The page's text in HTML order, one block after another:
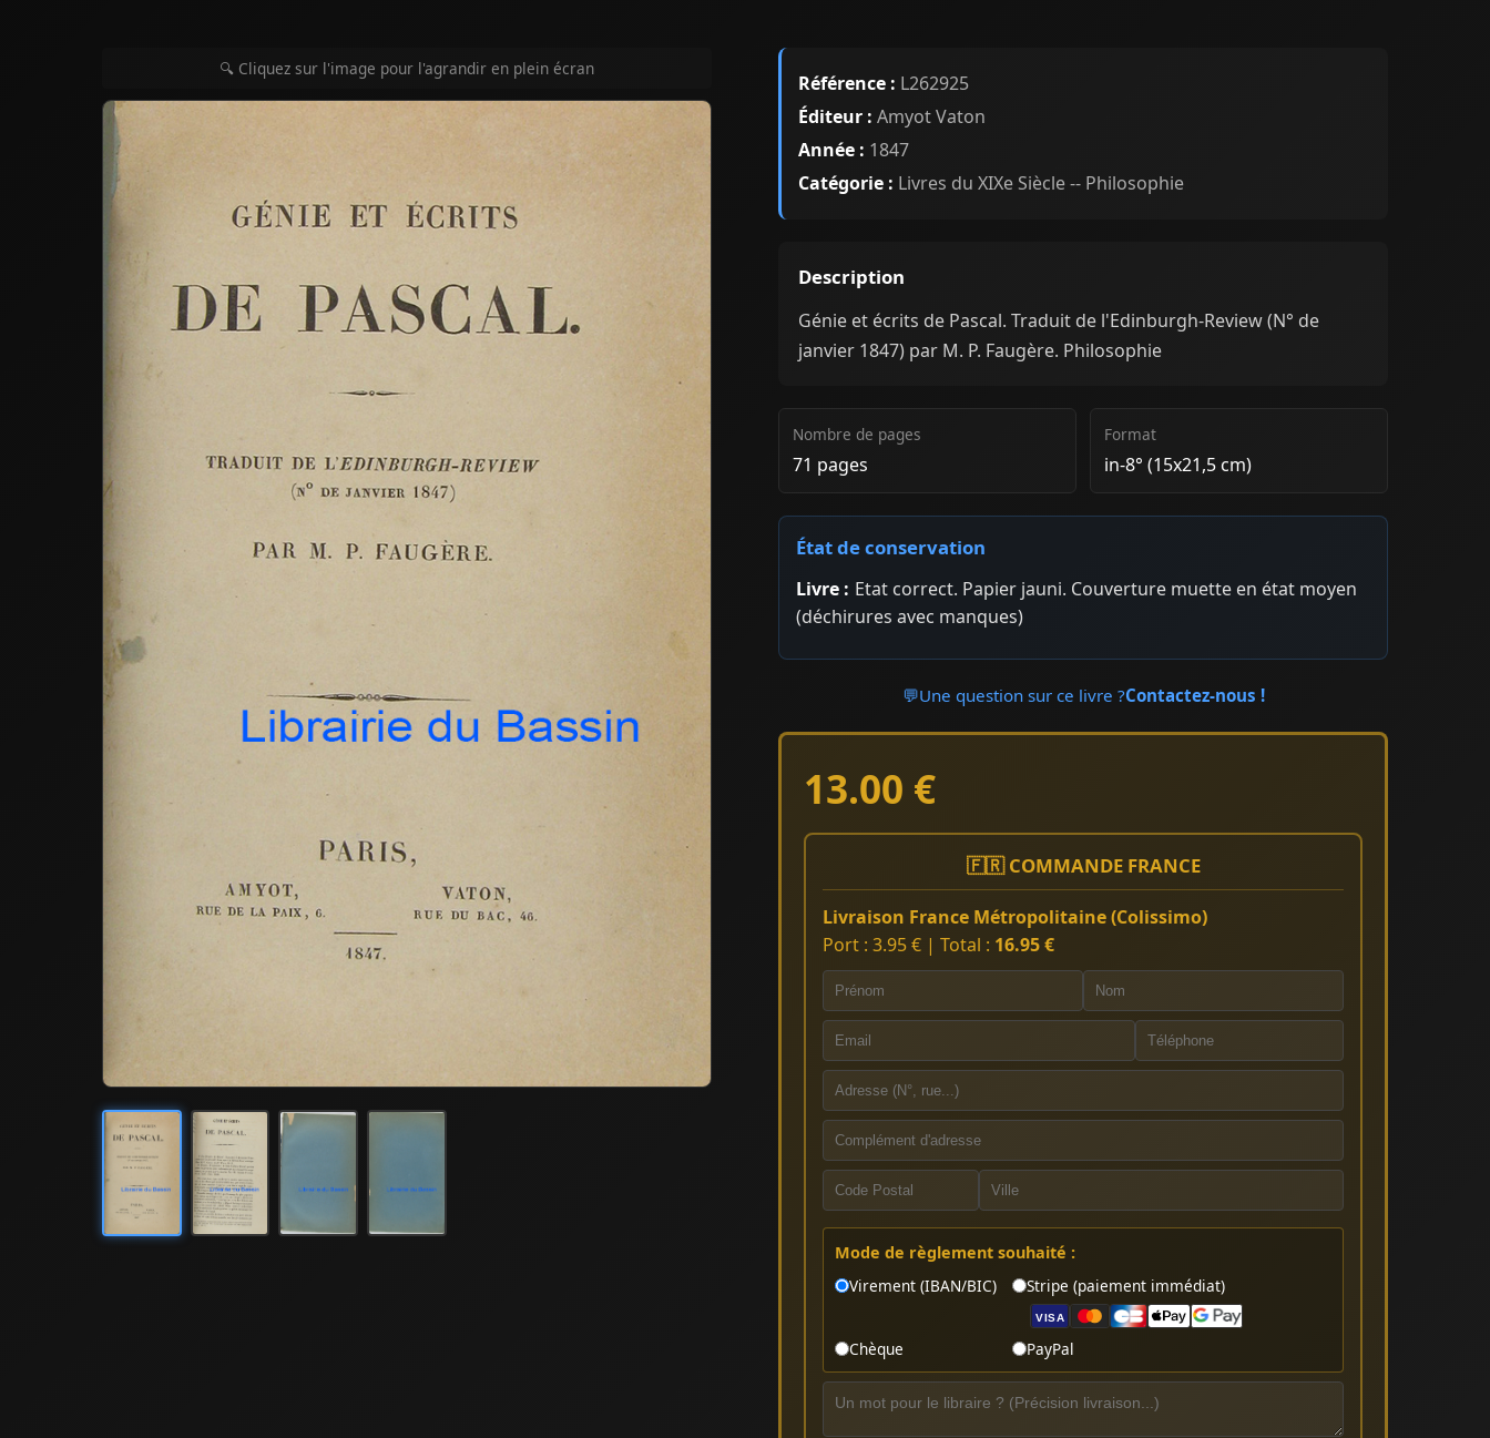
🔍 Cliquez sur l'image pour l'agrandir en plein écran
Référence : L262925
Éditeur : Amyot Vaton
Année : 1847
Catégorie : Livres du XIXe Siècle -- Philosophie
Description
Génie et écrits de Pascal. Traduit de l'Edinburgh-Review (N° de
janvier 1847) par M. P. Faugère. Philosophie
Nombre de pages
71 pages
Format
in-8° (15x21,5 cm)
État de conservation
Livre : Etat correct. Papier jauni. Couverture muette en état moyen
(déchirures avec manques)
💬Une question sur ce livre ?Contactez-nous !
13.00 €
🇫🇷 COMMANDE FRANCE
Livraison France Métropolitaine (Colissimo)
Port : 3.95 € | Total : 16.95 €
Mode de règlement souhaité :
Virement (IBAN/BIC)
Stripe (paiement immédiat)
VISA
Chèque PayPal